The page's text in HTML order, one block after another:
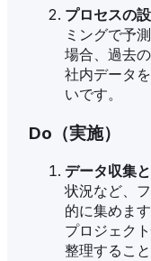
プロセスの
ミングで予
場合、過去
社内データ
いです。
Do（実施）
データ収集
状況など、
的に集めま
プロジェク
整理するこ